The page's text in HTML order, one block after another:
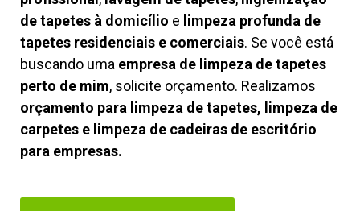
de tapetes à domicílio e limpeza profunda de
tapetes residenciais e comerciais. Se você está
buscando uma empresa de limpeza de tapetes
perto de mim, solicite orçamento. Realizamos
orçamento para limpeza de tapetes, limpeza de
carpetes e limpeza de cadeiras de escritório
para empresas.